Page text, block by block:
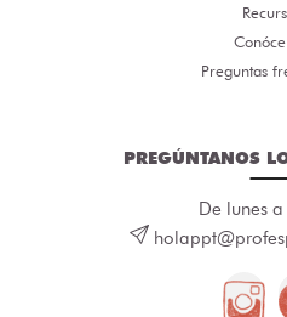
Preguntas
PREGÚNTANOS
De lunes